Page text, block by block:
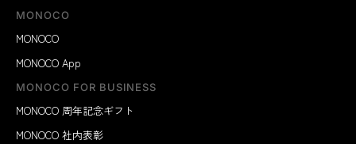
MONOCO
MONOCO
MONOCO App
MONOCO FOR BUSINESS
MONOCO 周年記念ギフト
MONOCO 社内表彰